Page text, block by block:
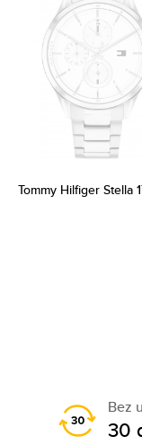
Tommy Hilfiger Stella
Bez
30